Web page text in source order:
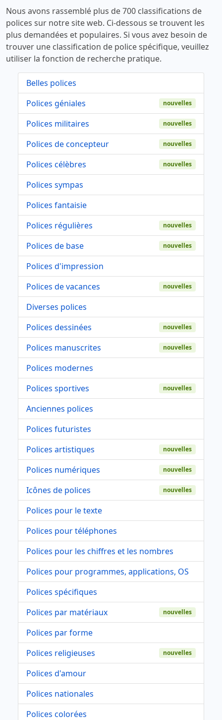
Nous avons rassemblé plus de 700 classifications de
polices sur notre site web. Ci-dessous se trouvent les
plus demandées et populaires. Si vous avez besoin de
trouver une classification de police spécifique, veuillez
utiliser la fonction de recherche pratique.
Belles polices
Polices géniales
nouvelles
Polices militaires nouvelles
Polices de concepteur nouvelles
Polices célèbres nouvelles
Polices sympas
Polices fantaisie
Polices régulières
nouvelles
Polices de base nouvelles
Polices d'impression
Polices de vacances
nouvelles
Diverses polices
Polices dessinées
nouvelles
Polices manuscrites nouvelles
Polices modernes
Polices sportives
nouvelles
Anciennes polices
Polices futuristes
Polices artistiques
nouvelles
Polices numériques nouvelles
Icônes de polices nouvelles
Polices pour le texte
Polices pour téléphones
Polices pour les chiffres et les nombres
Polices pour programmes, applications, OS
Polices spécifiques
Polices par matériaux
nouvelles
Polices par forme
Polices religieuses
nouvelles
Polices d'amour
Polices nationales
Polices colorées